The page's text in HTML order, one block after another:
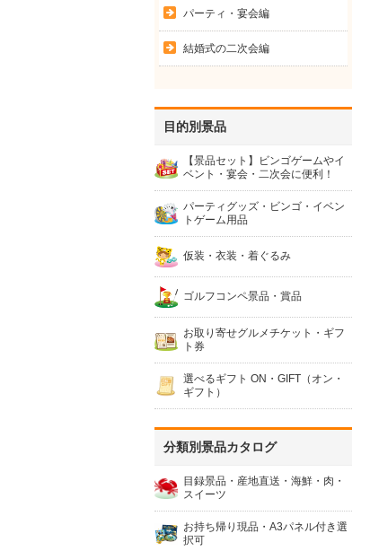
パーティ・宴会編
結婚式の二次会編
目的別景品
【景品セット】ビンゴゲームやイ
ベント・宴会・二次会に便利！
パーティグッズ・ビンゴ・イベン
トゲーム用品
仮装・衣装・着ぐるみ
ゴルフコンペ景品・賞品
お取り寄せグルメチケット・ギフ
ト券
選べるギフト ON・GIFT（オン・
ギフト）
分類別景品カタログ
目録景品・産地直送・海鮮・肉・
スイーツ
お持ち帰り現品・A3パネル付き選
択可